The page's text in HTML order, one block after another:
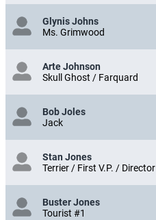
Glynis Johns
Ms. Grimwood
Arte Johnson
Skull Ghost / Farquard
Bob Joles
Jack
Stan Jones
Terrier / First V.P. / Director
Buster Jones
Tourist #1